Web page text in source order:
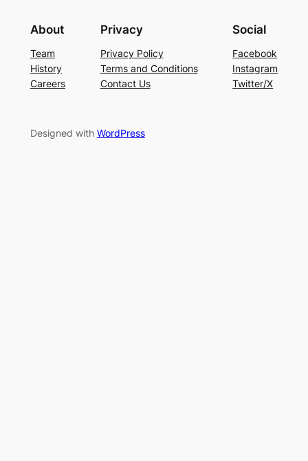
About
Team
History
Careers
Privacy
Privacy Policy
Terms and Conditions
Contact Us
Social
Facebook
Instagram
Twitter/X
Designed with WordPress